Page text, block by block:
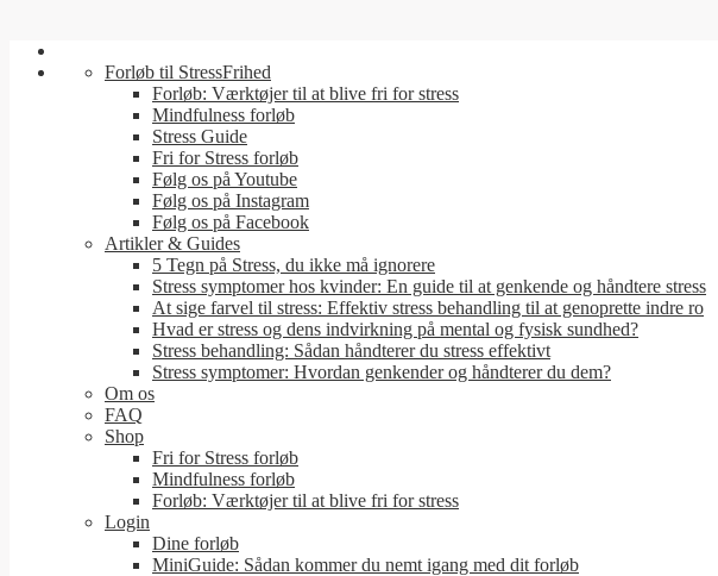
Forløb til StressFrihed
Forløb: Værktøjer til at blive fri for stress
Mindfulness forløb
Stress Guide
Fri for Stress forløb
Følg os på Youtube
Følg os på Instagram
Følg os på Facebook
Artikler & Guides
5 Tegn på Stress, du ikke må ignorere
Stress symptomer hos kvinder: En guide til at genkende og håndtere stress
At sige farvel til stress: Effektiv stress behandling til at genoprette indre ro
Hvad er stress og dens indvirkning på mental og fysisk sundhed?
Stress behandling: Sådan håndterer du stress effektivt
Stress symptomer: Hvordan genkender og håndterer du dem?
Om os
FAQ
Shop
Fri for Stress forløb
Mindfulness forløb
Forløb: Værktøjer til at blive fri for stress
Login
Dine forløb
MiniGuide: Sådan kommer du nemt igang med dit forløb